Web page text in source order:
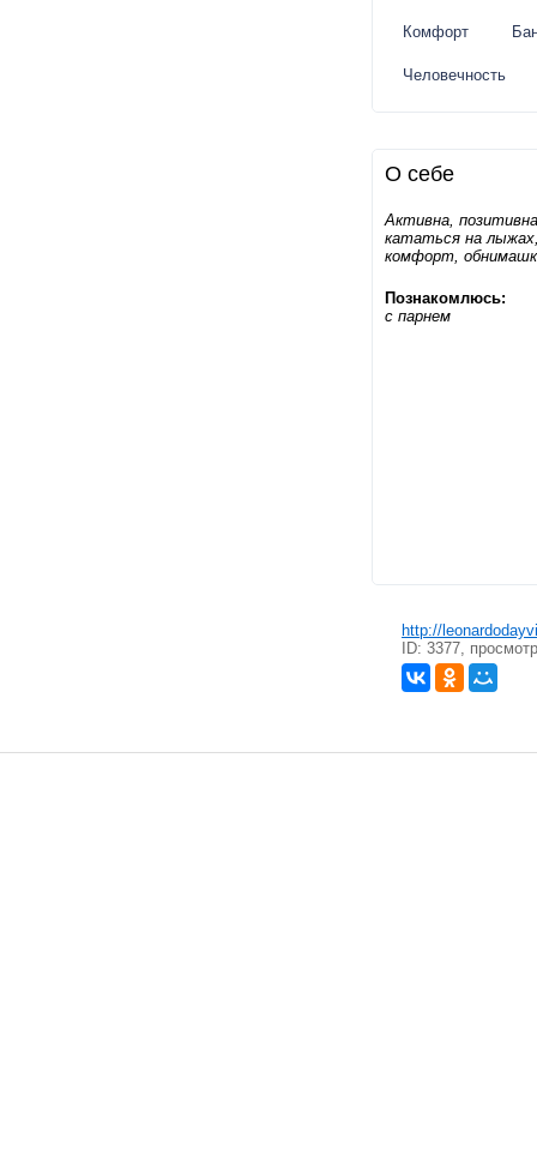
Комфорт
Человечность
О себе
Активна,
кататься на
комфорт,
Познакомлюсь:
с парнем
http://
ID: 3377,